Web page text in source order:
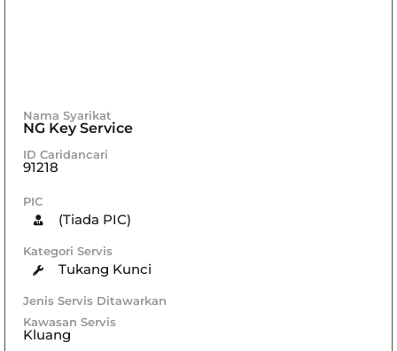
Nama Syarikat
NG Key Service
ID Caridancari
91218
PIC
(Tiada PIC)
Kategori Servis
Tukang Kunci
Jenis Servis Ditawarkan
Kawasan Servis
Kluang